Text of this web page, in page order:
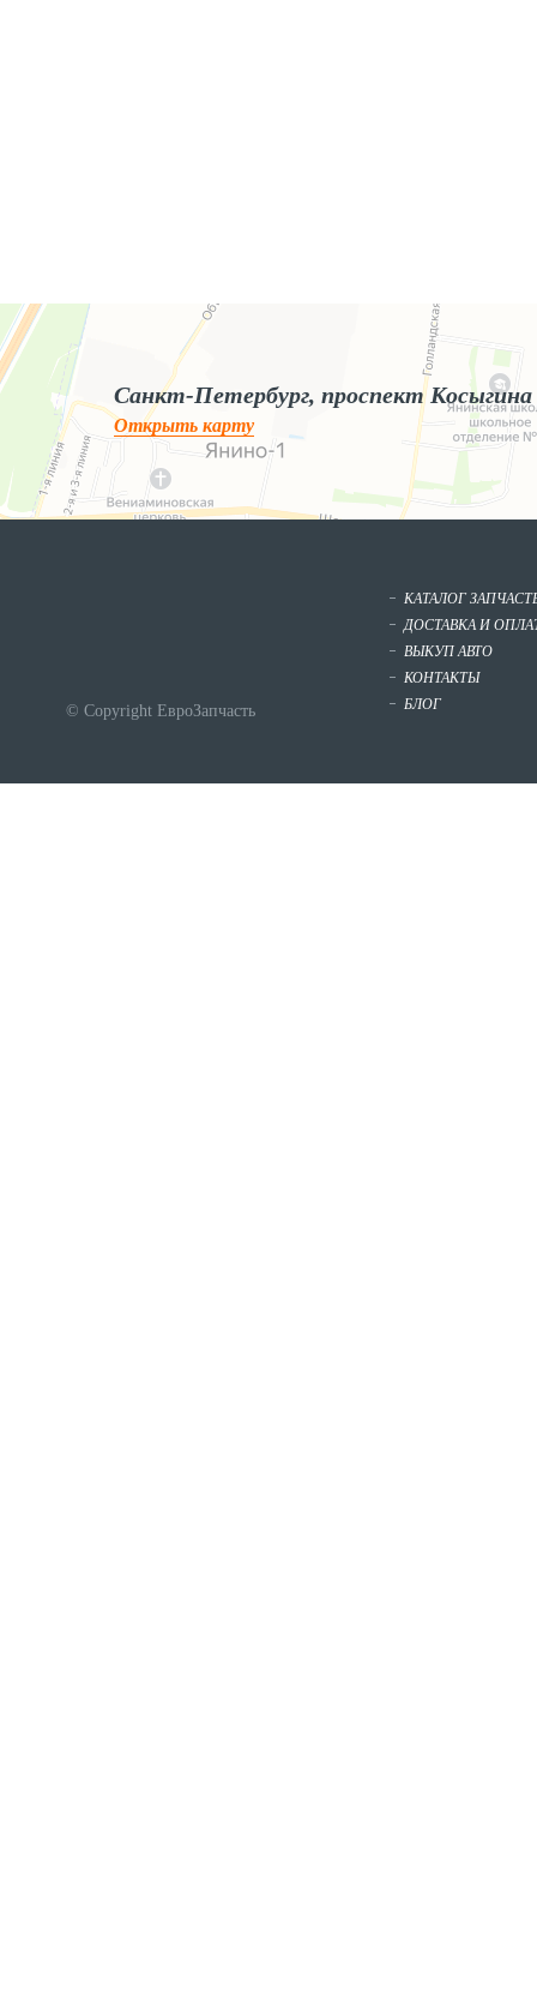
Яндекс.Карты
Яндекс.Карты — поиск мест и адресов, городской транспорт
Санкт-Петербург, проспект Косыгина
Открыть карту
© Copyright ЕвроЗапчасть
КАТАЛОГ
ДОСТАВКА И
ВЫКУП АВТО
КОНТАКТЫ
БЛОГ